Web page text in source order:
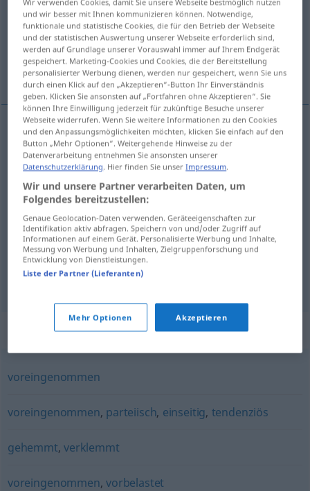
Übersicht aller Übersetzungen
(Für mehr Details die Übersetzung anklicken/antippen)
tutuk, çekingen, mahcup taraflı
tutuk befangen(≈ scheu)
befangen
mahcup
taraflı befangen (≈ parteiisch)
Synonyme für "befangen"
voreingenommen
voreingenommen, parteiisch, einseitig, tendenziös
gehemmt,verklemmt
voreingenommen, vorbelastet
und wir besser mit Ihnen kommunizieren können. Notwendige,
funktionale und statistische Cookies, die für den Betrieb der Webseite
und der statistischen Auswertung unserer Webseite erforderlich sind,
werden auf Grundlage unserer Vorauswahl immer auf Ihrem Endgerät
gespeichert. Marketing-Cookies und Cookies, die der Bereitstellung
personalisierter Werbung dienen, werden nur gespeichert, wenn Sie uns
durch einen Klick auf den „Akzeptieren“-Button Ihr Einverständnis
geben. Klicken Sie ansonsten auf „Fortfahren ohne Akzeptieren“. Sie
können Ihre Einwilligung jederzeit für zukünftige Besuche unserer
Webseite widerrufen. Wenn Sie weitere Informationen zu den Cookies
und den Anpassungsmöglichkeiten möchten, klicken Sie einfach auf den
Button „Mehr Optionen“. Weitergehende Hinweise zu der
Datenverarbeitung entnehmen Sie ansonsten unserer
Datenschutzerklärung. Hier finden Sie unserImpressum.
Wir und unsere Partner verarbeiten Daten, um
Folgendes bereitzustellen:
Genaue Geolocation-Daten verwenden. Geräteeigenschaften zur
Identifikation aktiv abfragen. Speichern von und/oder Zugriff auf
Informationen auf einem Gerät. Personalisierte Werbung und Inhalte,
Messung von Werbung und Inhalten, Zielgruppenforschung und
Entwicklung von Dienstleistungen.
Liste der Partner (Lieferanten)
Mehr Optionen Akzeptieren